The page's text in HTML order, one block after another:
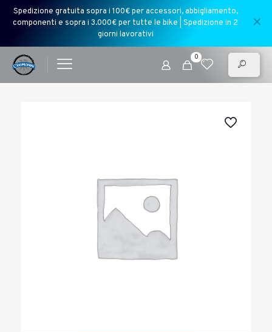
Spedizione gratuita sopra i 100€ per accessori, abbigliamento,
componenti e sopra i 3.000€ per tutte le bike | Spedizione in 2
giorni lavorativi
✕
0